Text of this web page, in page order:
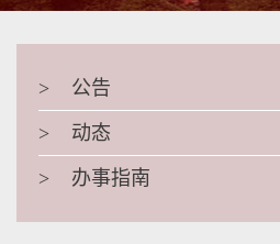
> 公告
> 动态
> 办事指南